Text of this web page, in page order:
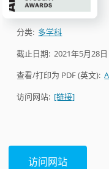
分类: 多学科
截止日期:2021年5月28日
查看/打印为 PDF (英文):
访问网站: [链接]
访问网站